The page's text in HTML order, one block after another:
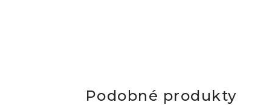
Podobné produkty